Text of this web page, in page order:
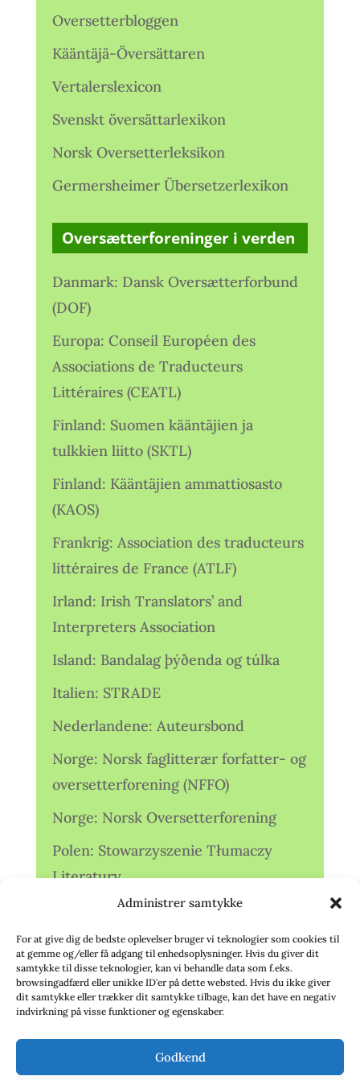
Administrer samtykke
For at give dig de bedste oplevelser bruger vi teknologier som cookies til
at gemme og/eller få adgang til enhedsoplysninger. Hvis du giver dit
samtykke til disse teknologier, kan vi behandle data som f.eks.
browsingadfærd eller unikke ID'er på dette websted. Hvis du ikke giver
dit samtykke eller trækker dit samtykke tilbage, kan det have en negativ
indvirkning på visse funktioner og egenskaber.
Godkend
Oversetterbloggen
Kääntäjä-Översättaren
Vertalerslexicon
Svenskt översättarlexikon
Norsk Oversetterleksikon
Germersheimer Übersetzerlexikon
Oversætterforeninger i verden
Danmark: Dansk Oversætterforbund
(DOF)
Europa: Conseil Européen des
Associations de Traducteurs
Littéraires (CEATL)
Finland: Suomen kääntäjien ja
tulkkien liitto (SKTL)
Finland: Kääntäjien ammattiosasto
(KAOS)
Frankrig: Association des traducteurs
littéraires de France (ATLF)
Irland: Irish Translators’ and
Interpreters Association
Island: Bandalag þýðenda og túlka
Italien: STRADE
Nederlandene: Auteursbond
Norge: Norsk faglitterær forfatter- og
oversetterforening (NFFO)
Norge: Norsk Oversetterforening
Polen: Stowarzyszenie Tłumaczy
Literatury
Storbritannien: Translators
Association (TA)
Sverige: Översättarsektionen (Ö.)
Sverige: Översättarcentrum (ÖC)
deutschsprachiger Übersetzer (VdÜ)